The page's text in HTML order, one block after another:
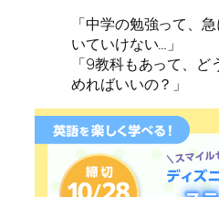
「中学の勉強って、
いていけない…」
「9教科もあって、
めればいいの？」